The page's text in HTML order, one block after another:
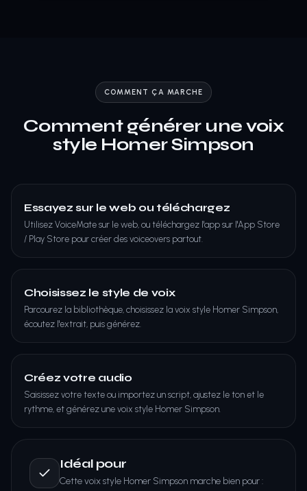
COMMENT ÇA MARCHE
Comment générer une voix
style Homer Simpson
Essayez sur le web ou téléchargez
Utilisez VoiceMate sur le web, ou téléchargez l'app sur l'App Store
/ Play Store pour créer des voiceovers partout.
Choisissez le style de voix
Parcourez la bibliothèque, choisissez la voix style Homer Simpson,
écoutez l'extrait, puis générez.
Créez votre audio
Saisissez votre texte ou importez un script, ajustez le ton et le
rythme, et générez une voix style Homer Simpson.
Idéal pour
Cette voix style Homer Simpson marche bien pour :